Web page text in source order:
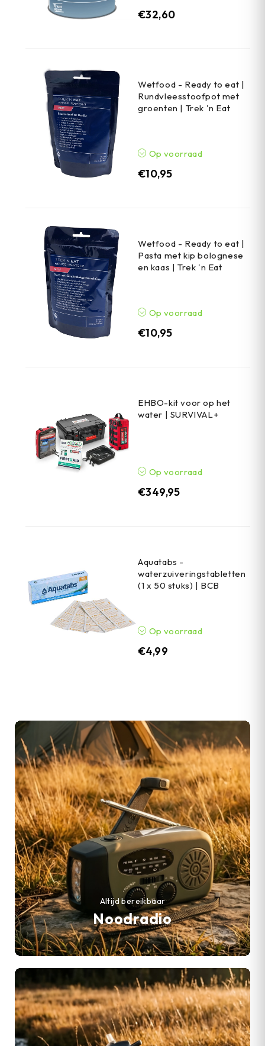
€32,60
Wetfood - Ready to eat |
Rundvleesstoofpot met
groenten | Trek 'n Eat
Op voorraad
€10,95
Wetfood - Ready to eat |
Pasta met kip bolognese
en kaas | Trek 'n Eat
Op voorraad
€10,95
EHBO-kit voor op het
water | SURVIVAL+
Op voorraad
€349,95
Aquatabs -
waterzuiveringstabletten
(1 x 50 stuks) | BCB
Op voorraad
€4,99
Noodradio
Altijd bereikbaar